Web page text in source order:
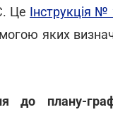
Це Інструкція №
яких
до плану-